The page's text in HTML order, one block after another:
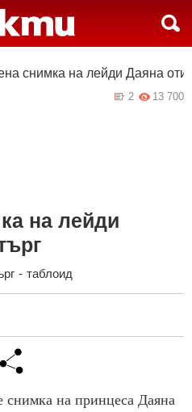
снимка на лейди Даяна
13 700
2
на лейди
- таблоид
снимка на принцеса Даяна